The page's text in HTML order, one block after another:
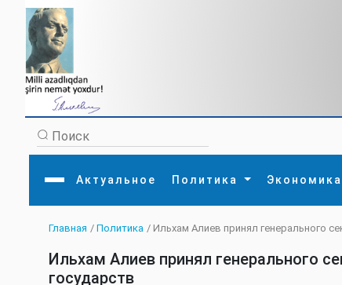
Актуальное Политика Экономика
Актуальное
Экономика
МЕДИА
Внешняя политика
Внутренняя политика
Главная / Политика / Ильхам Алиев принял генерального
Ильхам Алиев принял генерального
государств